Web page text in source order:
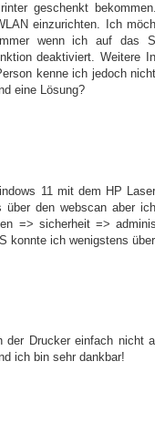
geschenkt
einzurichten. Ich
wenn ich auf das
deaktiviert. Weitere
kenne ich jedoch
eine Lösung?
11 mit dem HP
den webscan aber
=> sicherheit =>
konnte ich wenigstens
Drucker einfach nicht
ich bin sehr dankbar!